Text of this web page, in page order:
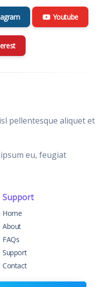
Youtube
pellentesque aliquet et
eu, feugiat
Support
Home
About
FAQs
Support
Contact